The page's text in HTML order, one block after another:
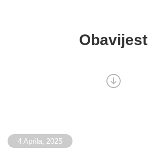
Obavijest
4 Aprila, 2025